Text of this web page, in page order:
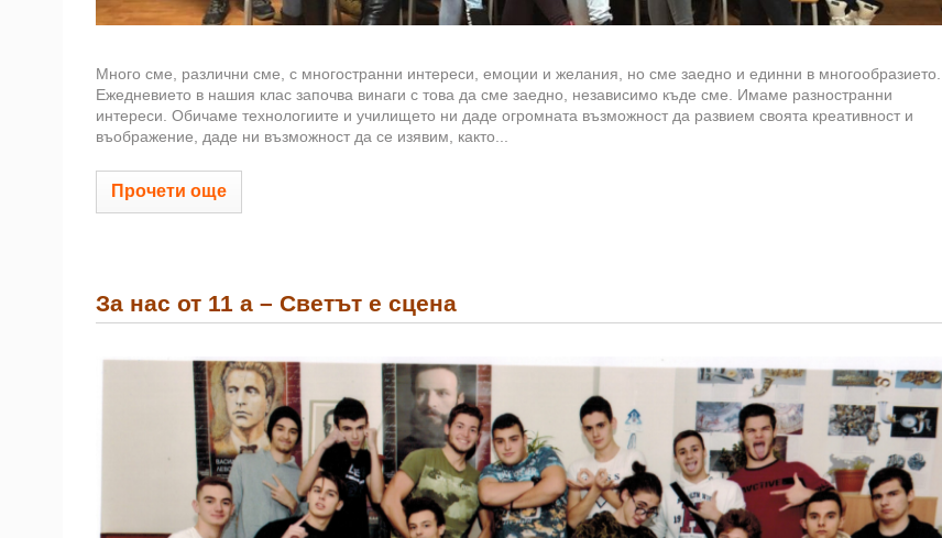
Много сме, различни сме, с многостранни интереси, емоции и желания, но сме заедно и единни в многообразието.
Ежедневието в нашия клас започва винаги с това да сме заедно, независимо къде сме. Имаме разностранни
интереси. Обичаме технологиите и училището ни даде огромната възможност да развием своята креативност и
въображение, даде ни възможност да се изявим, както...
Прочети още
За нас от 11 а – Светът е сцена